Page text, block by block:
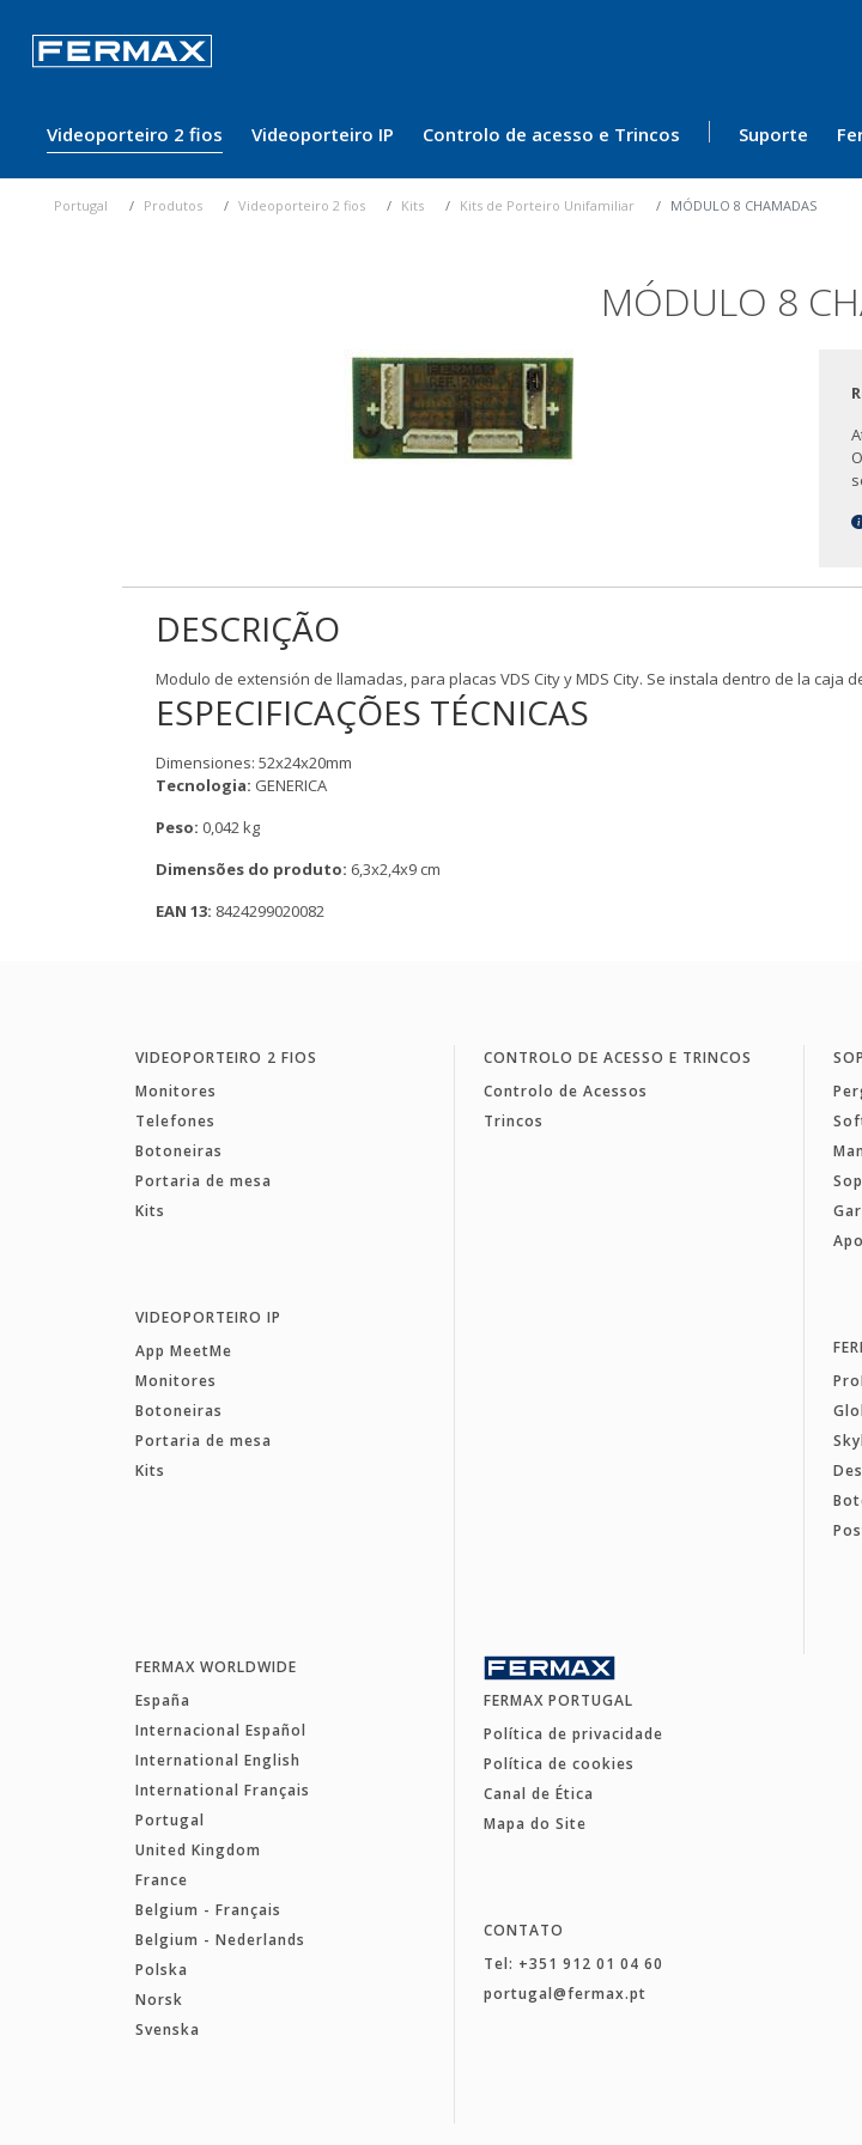
Videoporteiro 2 fios Videoporteiro IP Controlo de acesso e Trincos Suporte
Portugal Produtos Videoporteiro 2 fios Kits Kits de Porteiro Unifamiliar MÓDULO 8 CHAMADAS
MÓDULO 8
DESCRIÇÃO
Modulo de extensión de llamadas, para placas VDS City y MDS City. Se instala dentro de la caja
ESPECIFICAÇÕES TÉCNICAS
Dimensiones: 52x24x20mm
Tecnologia: GENERICA
Peso: 0,042 kg
Dimensões do produto: 6,3x2,4x9 cm
EAN 13: 8424299020082
VIDEOPORTEIRO 2 FIOS
Monitores
Telefones
Botoneiras
Portaria de mesa
Kits
VIDEOPORTEIRO IP
App MeetMe
Monitores
Botoneiras
Portaria de mesa
Kits
CONTROLO DE ACESSO E TRINCOS
Controlo de Acessos
Trincos
FERMAX WORLDWIDE
España
Internacional Español
International English
International Français
Portugal
United Kingdom
France
Belgium - Français
Belgium - Nederlands
Polska
Norsk
Svenska
FERMAX PORTUGAL
Política de privacidade
Política de cookies
Canal de Ética
Mapa do Site
CONTATO
Tel: +351 912 01 04 60
portugal@fermax.pt